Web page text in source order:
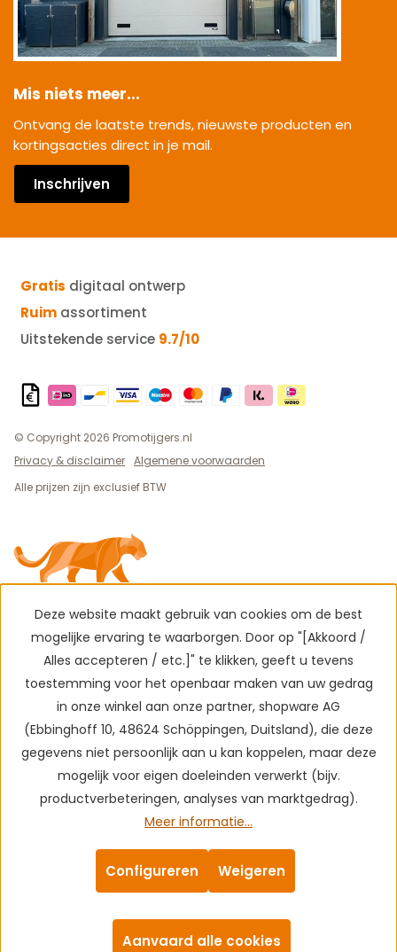
Mis niets meer...
Ontvang de laatste trends, nieuwste producten en
kortingsacties direct in je mail.
Inschrijven
Gratis digitaal ontwerp
Ruim assortiment
Uitstekende service 9.7/10
© Copyright 2026 Promotijgers.nl
Privacy & disclaimer Algemene voorwaarden
Alle prijzen zijn exclusief BTW
Deze website maakt gebruik van cookies om de best
mogelijke ervaring te waarborgen. Door op "[Akkoord /
Alles accepteren / etc.]" te klikken, geeft u tevens
toestemming voor het openbaar maken van uw gedrag
in onze winkel aan onze partner, shopware AG
(Ebbinghoff 10, 48624 Schöppingen, Duitsland), die deze
gegevens niet persoonlijk aan u kan koppelen, maar deze
mogelijk voor eigen doeleinden verwerkt (bijv.
productverbeteringen, analyses van marktgedrag).
Meer informatie...
Weigeren
Configureren
Aanvaard alle cookies